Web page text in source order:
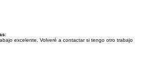
:
excelente. Volveré a contactar si tengo otro trabajo